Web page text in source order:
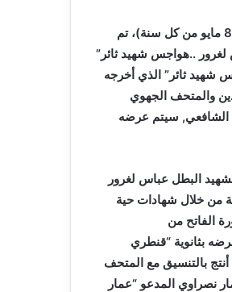
و كشف السعيد شريخي لوكالة الأنباء الجزائرية أنه و في إطار إحياء اليوم الوطني للذاكرة (8 مايو من كل سنة)، تم
..هواجس شهيد ثائر”
شهيد ثائر” الذي أخرجه
والمتحف الجهوي
الشافعي, سيتم عرضه
شخصية الشهيد البطل عباس لغرور
الجزائرية -التونسية من خلال شهادات حية
الفاتح من
بثانوية “قنطري
بالتنسيق مع المتحف
مدار 19 دقيقة لحياة الشهيد عمار نصراوي المدعو “عمار